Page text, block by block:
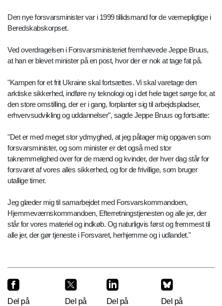
Den nye forsvarsminister var i 1999 tillidsmand for de værnepligtige i
Beredskabskorpset.
Ved overdragelsen i Forsvarsministeriet fremhævede Jeppe Bruus,
at han er blevet minister på en post, hvor der er nok at tage fat på.
"Kampen for et frit Ukraine skal fortsættes. Vi skal varetage den
arktiske sikkerhed, indføre ny teknologi og i det hele taget sørge for, at
den store omstilling, der er i gang, forplanter sig til arbejdspladser,
erhvervsudvikling og uddannelser", sagde Jeppe Bruus og fortsatte:
"Det er med meget stor ydmyghed, at jeg påtager mig opgaven som
forsvarsminister, og som minister er det også med stor
taknemmelighed over for de mænd og kvinder, der hver dag står for
forsvaret af vores alles sikkerhed, og for de frivillige, som bruger
utallige timer.
Jeg glæder mig til samarbejdet med Forsvarskommandoen,
Hjemmeværnskommandoen, Efterretningstjenesten og alle jer, der
står for vores materiel og indkøb. Og naturligvis først og fremmest til
alle jer, der gør tjeneste i Forsvaret, herhjemme og i udlandet."
Del på
Del på
Del på
Del på